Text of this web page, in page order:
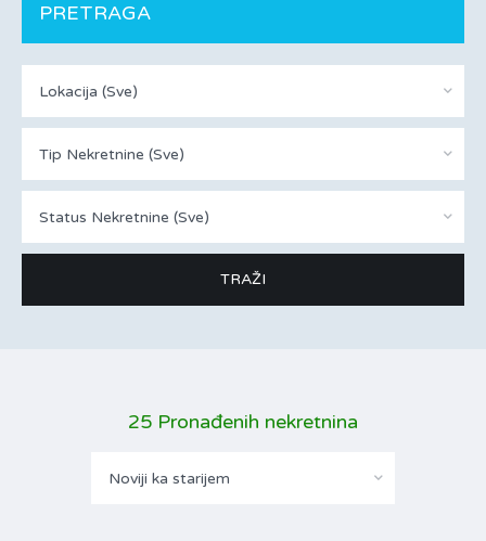
PRETRAGA
Lokacija (Sve)
Tip Nekretnine (Sve)
Status Nekretnine (Sve)
25 Pronađenih nekretnina
Noviji ka starijem